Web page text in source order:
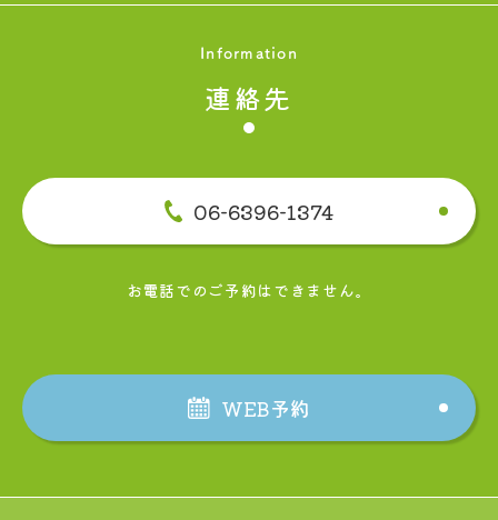
Information
連絡先
06-6396-1374
お電話でのご予約はできません。
WEB予約